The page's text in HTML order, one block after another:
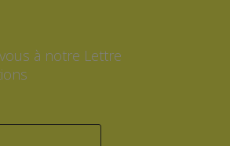
à notre Lettre